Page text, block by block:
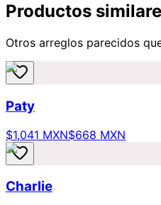
Productos
Otros arreglos parecidos
Paty
$1,041 MXN$668 MXN
Charlie